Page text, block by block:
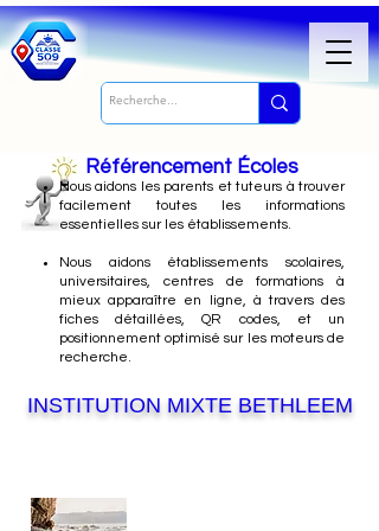
Référencement Écoles
Nousaidons les parents et tuteurs à trouver
facilement toutes les informations
essentielles sur les établissements.
Nous aidons établissements scolaires,
universitaires, centres de formations à
mieux apparaître en ligne, à travers des
fiches détaillées, QR codes, et un
positionnement optimisé sur les moteurs de
recherche.
INSTITUTION MIXTE BETHLEEM